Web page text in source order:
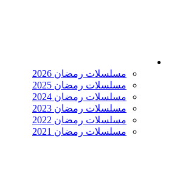
مسلسلات رمضان 2026
مسلسلات رمضان 2025
مسلسلات رمضان 2024
مسلسلات رمضان 2023
مسلسلات رمضان 2022
مسلسلات رمضان 2021